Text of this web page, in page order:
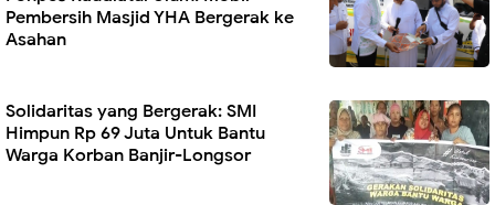
Pembersih Masjid YHA Bergerak ke
Asahan
Solidaritas yang Bergerak: SMI
Himpun Rp 69 Juta Untuk Bantu
Warga Korban Banjir-Longsor